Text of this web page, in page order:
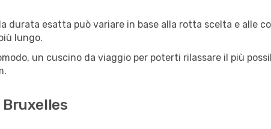
durata esatta può variare in base alla rotta scelta e alle
lungo.
un cuscino da viaggio per poterti rilassare il più